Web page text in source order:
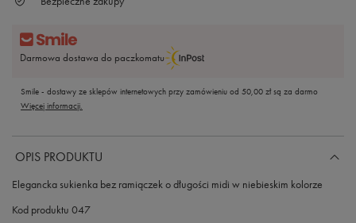
Darmowa dostawa do paczkomatu
Smile - dostawy ze sklepów internetowych przy zamówieniu od 50,00 złsą za darmo
Więcej informacji.
OPIS PRODUKTU
Elegancka sukienka bez ramiączek o długości midi w niebieskim kolorze
Kod produktu 047